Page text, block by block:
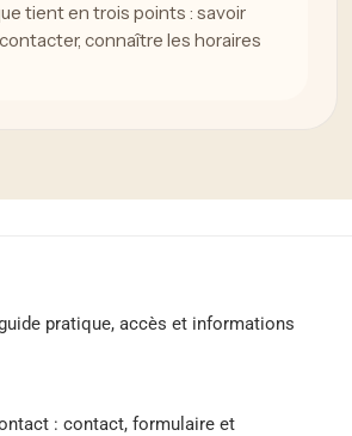
tient en trois points : savoir
connaître les horaires
pratique, accès et informations
: contact, formulaire et